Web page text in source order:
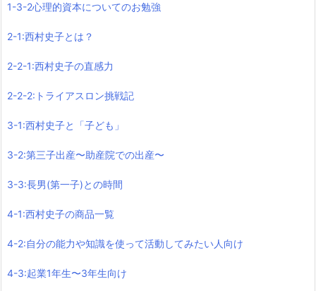
1-3-2心理的資本についてのお勉強
2-1:西村史子とは？
2-2-1:西村史子の直感力
2-2-2:トライアスロン挑戦記
3-1:西村史子と「子ども」
3-2:第三子出産〜助産院での出産〜
3-3:長男(第一子)との時間
4-1:西村史子の商品一覧
4-2:自分の能力や知識を使って活動してみたい人向け
4-3:起業1年生〜3年生向け